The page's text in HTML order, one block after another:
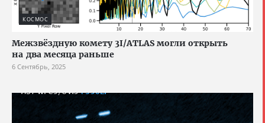
КОСМОС
Межзвёздную комету 3I/ATLAS могли открыть
на два месяца раньше
6 Сентябрь, 2025